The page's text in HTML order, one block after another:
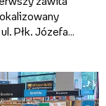
Płk. Józefa